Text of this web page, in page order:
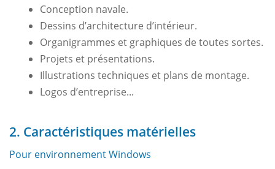
Conception navale.
Dessins d’architecture d’intérieur.
Organigrammes et graphiques de toutes sortes.
Projets et présentations.
Illustrations techniques et plans de montage.
Logos d’entreprise...
2. Caractéristiques matérielles
Pour environnement Windows